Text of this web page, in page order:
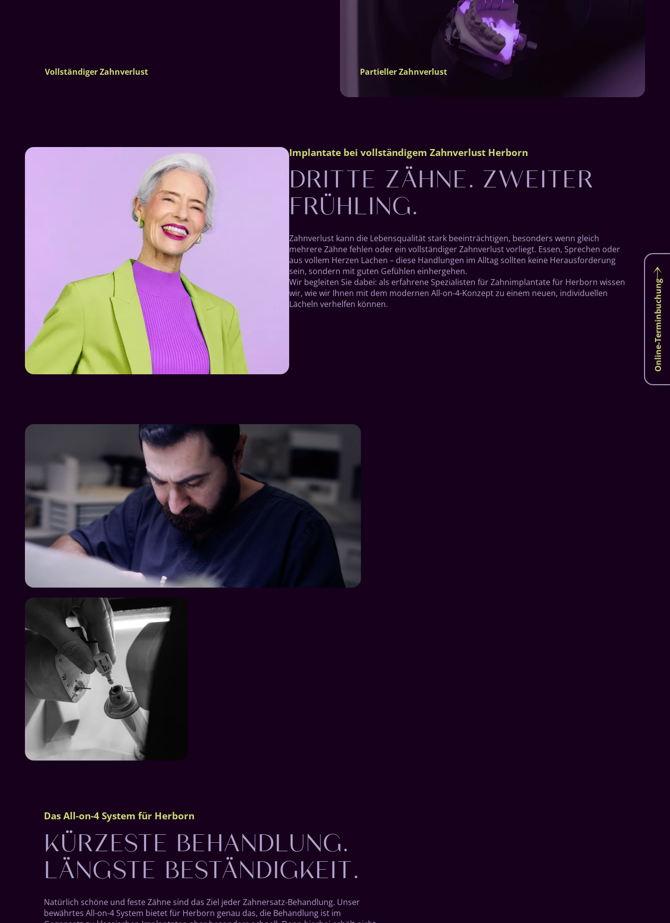
Vollständiger Zahnverlust Partieller Zahnverlust
Implantate bei vollständigem Zahnverlust Herborn
DRITTE ZÄHNE. ZWEITER
FRÜHLING.
Zahnverlust kann die Lebensqualität stark beeinträchtigen, besonders wenn gleich
mehrere Zähne fehlen oder ein vollständiger Zahnverlust vorliegt. Essen, Sprechen oder
aus vollem Herzen Lachen – diese Handlungen im Alltag sollten keine Herausforderung
sein, sondern mit guten Gefühlen einhergehen.
Wir begleiten Sie dabei: als erfahrene Spezialisten für Zahnimplantate für Herborn wissen
wir, wie wir Ihnen mit dem modernen All-on-4-Konzept zu einem neuen, individuellen
Lächeln verhelfen können.
Das All-on-4 System für Herborn
KÜRZESTE BEHANDLUNG.
LÄNGSTE BESTÄNDIGKEIT.
Natürlich schöne und feste Zähne sind das Ziel jeder Zahnersatz-Behandlung. Unser
bewährtes All-on-4 System bietet für Herborn genau das, die Behandlung ist im
Online-Terminbuchung